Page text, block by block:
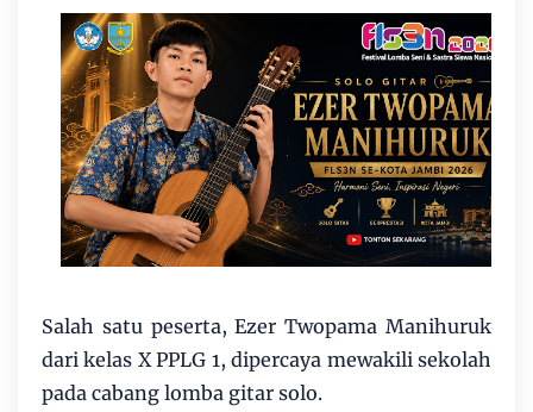
Salah satu peserta, Ezer Twopama Manihuruk
dari kelas X PPLG 1, dipercaya mewakili sekolah
pada cabang lomba gitar solo.